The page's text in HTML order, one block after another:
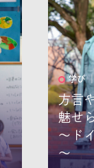
学び│
入学
する
教育
目さ